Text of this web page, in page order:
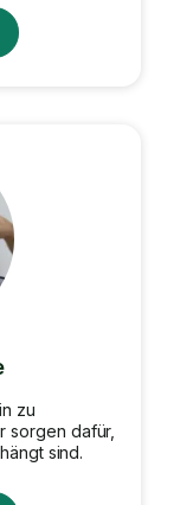
zu
sorgen dafür,
sind.